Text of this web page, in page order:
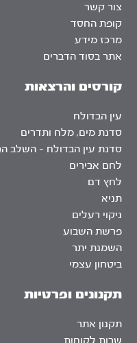
צור קשר
קופת החסד
מרכז מידע
אתר בסוד הדברים
קורסים והרצאות
עין הבדולח
סדנת מים, מלח ותדרים
סדנת עין הבדולח – השלב
לחם אבירים
לחץ דם
תניא
ניקוי רעלים
פרשת השבוע
השמנת יתר
ביטחון עצמי
תקנונים ופרטיות
תקנון אתר
שרות לקוחות